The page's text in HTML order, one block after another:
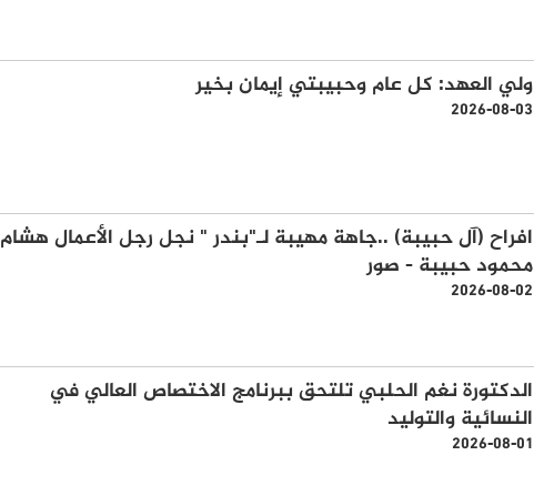
ولي العهد: كل عام وحبيبتي إيمان بخير
2026-08-03
افراح (آل حبيبة) ..جاهة مهيبة لـ"بندر " نجل رجل الأعمال هشام
محمود حبيبة - صور
2026-08-02
الدكتورة نغم الحلبي تلتحق ببرنامج الاختصاص العالي في
النسائية والتوليد
2026-08-01